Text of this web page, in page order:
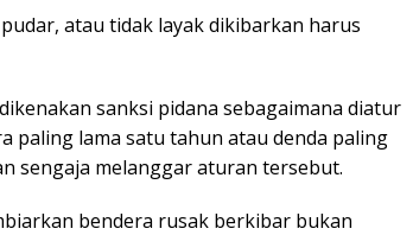
atau tidak layak dikibarkan harus
sanksi pidana sebagaimana diatur
paling lama satu tahun atau denda paling
sengaja melanggar aturan tersebut.
bendera rusak berkibar bukan